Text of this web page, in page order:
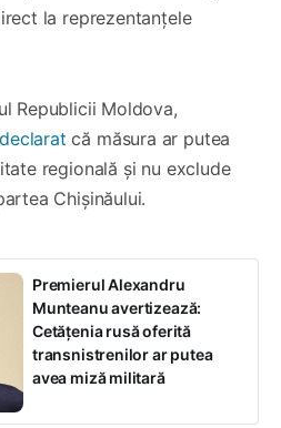
la reprezentanțele
Republicii Moldova,
declarat că măsura ar putea
regională și nu exclude
Chișinăului.
Premierul Alexandru
Munteanu avertizează:
Cetățenia rusă oferită
transnistrenilor ar putea
avea miză militară